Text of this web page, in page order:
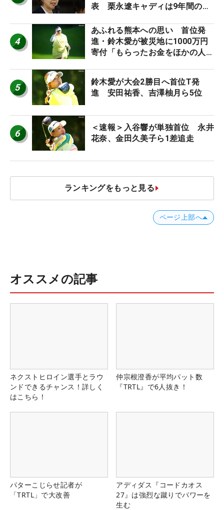
表 栗永遼キャディは9年間の立
4
あふれる熊本への思い 首位発
進・鈴木愛が被災地に1000万円
寄付「もらったお金をほかの人
5
鈴木愛が大会2勝目へ首位T発
進 安田祐香、吉澤柚月ら5位
6
＜速報＞入谷響が単独首位 永井
花奈、金田久美子ら1差追走
ランキングをもっと見る
ページ上部へ
オススメの記事
ネクストヒロイン選手とラウ
ンドできるチャンス！詳しく
はこちら！
仲宗根澄香が平均パット数
『TRTL』で6人抜き！
パターこじらせ記者が
「TRTL」で大改善
アディダス『コードカオス
27』は強烈な蹴りでパワーを
生む